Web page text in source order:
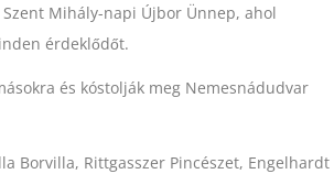
Mihály-napi Újbor Ünnep, ahol
érdeklődőt.
és kóstolják meg Nemesnádudvar
Borvilla, Rittgasszer Pincészet, Engelhardt